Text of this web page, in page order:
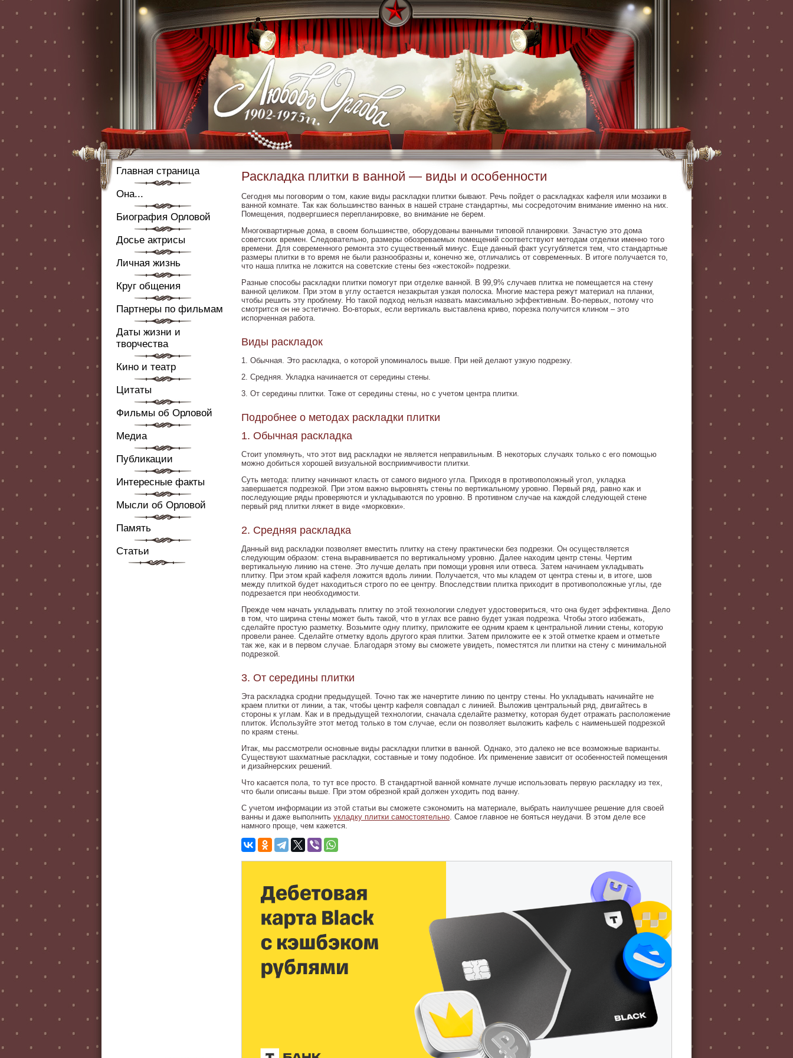
Главная страница
Она...
Биография Орловой
Досье актрисы
Личная жизнь
Круг общения
Партнеры по фильмам
Даты жизни и
творчества
Кино и театр
Цитаты
Фильмы об Орловой
Медиа
Публикации
Интересные факты
Мысли об Орловой
Память
Статьи
Раскладка плитки в ванной — виды и особенности
Сегодня мы поговорим о том, какие виды раскладки плитки бывают. Речь пойдет о раскладках кафеля или мозаики в
ванной комнате. Так как большинство ванных в нашей стране стандартны, мы сосредоточим внимание именно на них.
Помещения, подвергшиеся перепланировке, во внимание не берем.
Многоквартирные дома, в своем большинстве, оборудованы ванными типовой планировки. Зачастую это дома
советских времен. Следовательно, размеры обозреваемых помещений соответствуют методам отделки именно того
времени. Для современного ремонта это существенный минус. Еще данный факт усугубляется тем, что стандартные
размеры плитки в то время не были разнообразны и, конечно же, отличались от современных. В итоге получается то,
что наша плитка не ложится на советские стены без «жестокой» подрезки.
Разные способы раскладки плитки помогут при отделке ванной. В 99,9% случаев плитка не помещается на стену
ванной целиком. При этом в углу остается незакрытая узкая полоска. Многие мастера режут материал на планки,
чтобы решить эту проблему. Но такой подход нельзя назвать максимально эффективным. Во-первых, потому что
смотрится он не эстетично. Во-вторых, если вертикаль выставлена криво, порезка получится клином – это
испорченная работа.
Виды раскладок
1. Обычная. Это раскладка, о которой упоминалось выше. При ней делают узкую подрезку.
2. Средняя. Укладка начинается от середины стены.
3. От середины плитки. Тоже от середины стены, но с учетом центра плитки.
Подробнее о методах раскладки плитки
1. Обычная раскладка
Стоит упомянуть, что этот вид раскладки не является неправильным. В некоторых случаях только с его помощью
можно добиться хорошей визуальной восприимчивости плитки.
Суть метода: плитку начинают класть от самого видного угла. Приходя в противоположный угол, укладка
завершается подрезкой. При этом важно выровнять стены по вертикальному уровню. Первый ряд, равно как и
последующие ряды проверяются и укладываются по уровню. В противном случае на каждой следующей стене
первый ряд плитки ляжет в виде «морковки».
2. Средняя раскладка
Данный вид раскладки позволяет вместить плитку на стену практически без подрезки. Он осуществляется
следующим образом: стена выравнивается по вертикальному уровню. Далее находим центр стены. Чертим
вертикальную линию на стене. Это лучше делать при помощи уровня или отвеса. Затем начинаем укладывать
плитку. При этом край кафеля ложится вдоль линии. Получается, что мы кладем от центра стены и, в итоге, шов
между плиткой будет находиться строго по ее центру. Впоследствии плитка приходит в противоположные углы, где
подрезается при необходимости.
Прежде чем начать укладывать плитку по этой технологии следует удостовериться, что она будет эффективна. Дело
в том, что ширина стены может быть такой, что в углах все равно будет узкая подрезка. Чтобы этого избежать,
сделайте простую разметку. Возьмите одну плитку, приложите ее одним краем к центральной линии стены, которую
провели ранее. Сделайте отметку вдоль другого края плитки. Затем приложите ее к этой отметке краем и отметьте
так же, как и в первом случае. Благодаря этому вы сможете увидеть, поместятся ли плитки на стену с минимальной
подрезкой.
3. От середины плитки
Эта раскладка сродни предыдущей. Точно так же начертите линию по центру стены. Но укладывать начинайте не
краем плитки от линии, а так, чтобы центр кафеля совпадал с линией. Выложив центральный ряд, двигайтесь в
стороны к углам. Как и в предыдущей технологии, сначала сделайте разметку, которая будет отражать расположение
плиток. Используйте этот метод только в том случае, если он позволяет выложить кафель с наименьшей подрезкой
по краям стены.
Итак, мы рассмотрели основные виды раскладки плитки в ванной. Однако, это далеко не все возможные варианты.
Существуют шахматные раскладки, составные и тому подобное. Их применение зависит от особенностей помещения
и дизайнерских решений.
Что касается пола, то тут все просто. В стандартной ванной комнате лучше использовать первую раскладку из тех,
что были описаны выше. При этом обрезной край должен уходить под ванну.
С учетом информации из этой статьи вы сможете сэкономить на материале, выбрать наилучшее решение для своей
ванны и даже выполнить укладку плитки самостоятельно. Самое главное не бояться неудачи. В этом деле все
намного проще, чем кажется.